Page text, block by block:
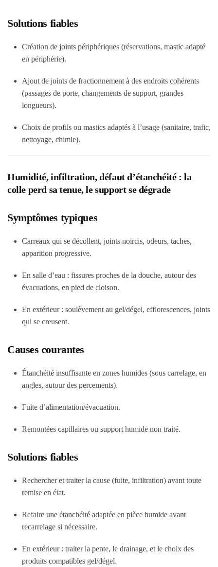
Solutions fiables
Création de joints périphériques (réservations, mastic adapté
en périphérie).
Ajout de joints de fractionnement à des endroits cohérents
(passages de porte, changements de support, grandes
longueurs).
Choix de profils ou mastics adaptés à l’usage (sanitaire, trafic,
nettoyage, chimie).
Humidité, infiltration, défaut d’étanchéité : la
colle perd sa tenue, le support se dégrade
Symptômes typiques
Carreaux qui se décollent, joints noircis, odeurs, taches,
apparition progressive.
En salle d’eau : fissures proches de la douche, autour des
évacuations, en pied de cloison.
En extérieur : soulèvement au gel/dégel, efflorescences, joints
qui se creusent.
Causes courantes
Étanchéité insuffisante en zones humides (sous carrelage, en
angles, autour des percements).
Fuite d’alimentation/évacuation.
Remontées capillaires ou support humide non traité.
Solutions fiables
Rechercher et traiter la cause (fuite, infiltration) avant toute
remise en état.
Refaire une étanchéité adaptée en pièce humide avant
recarrelage si nécessaire.
En extérieur : traiter la pente, le drainage, et le choix des
produits compatibles gel/dégel.